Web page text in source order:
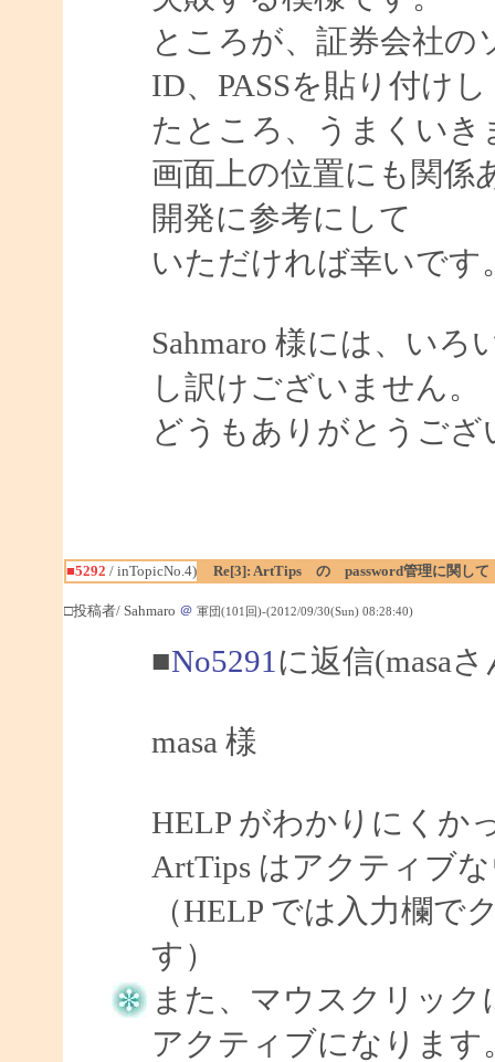
ところが、証券会社の
ID、PASSを貼り付けし
たところ、うまくいき
画面上の位置にも関係
開発に参考にして
いただければ幸いです
Sahmaro 様には、い
し訳けございません。
どうもありがとうござ
■5292 / inTopicNo.4) Re[3]: ArtTips の password管理に関して
□投稿者/ Sahmaro ＠ 軍団(101回)-(2012/09/30(Sun) 08:28:40)
■No5291 に返信(masa
masa 様
HELP がわかりにくか
ArtTips はアクティブ
（HELP では入力欄
す）
また、マウスクリッ
アクティブになります